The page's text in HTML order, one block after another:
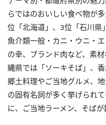
らではのおいしい食べ物が
位「北海道」、3位「石川県
魚介類一般・カニ・ウニ・
の幸、ブランド肉など、素
縄県では「ソーキそば」、
郷土料理やご当地グルメ、
の固有名詞が多く挙げられ
に、ご当地ラーメン、そば